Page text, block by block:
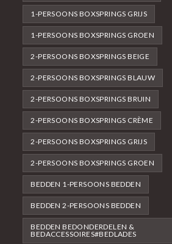
1-PERSOONS BOXSPRINGS GRIJS
1-PERSOONS BOXSPRINGS GROEN
2-PERSOONS BOXSPRINGS BEIGE
2-PERSOONS BOXSPRINGS BLAUW
2-PERSOONS BOXSPRINGS BRUIN
2-PERSOONS BOXSPRINGS CRÈME
2-PERSOONS BOXSPRINGS GRIJS
2-PERSOONS BOXSPRINGS GROEN
BEDDEN 1-PERSOONS BEDDEN
BEDDEN 2-PERSOONS BEDDEN
BEDDEN BEDONDERDELEN &
BEDACCESSOIRES#BEDLADES